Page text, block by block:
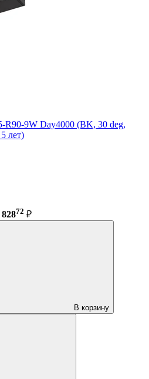
R90-9W Day4000 (BK, 30 deg,
лет)
82872 ₽
В корзину